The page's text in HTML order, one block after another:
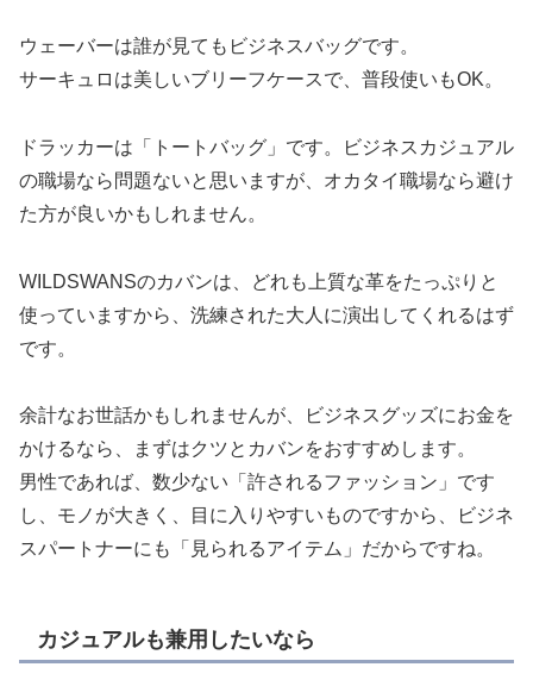
ウェーバーは誰が見てもビジネスバッグです。
サーキュロは美しいブリーフケースで、普段使いもOK。
ドラッカーは「トートバッグ」です。ビジネスカジュアル
の職場なら問題ないと思いますが、オカタイ職場なら避け
た方が良いかもしれません。
WILDSWANSのカバンは、どれも上質な革をたっぷりと
使っていますから、洗練された大人に演出してくれるはず
です。
余計なお世話かもしれませんが、ビジネスグッズにお金を
かけるなら、まずはクツとカバンをおすすめします。
男性であれば、数少ない「許されるファッション」です
し、モノが大きく、目に入りやすいものですから、ビジネ
スパートナーにも「見られるアイテム」だからですね。
カジュアルも兼用したいなら